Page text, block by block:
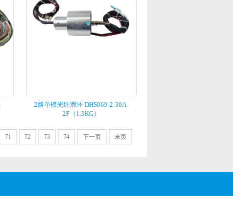
2路单模光纤滑环 DHS069-2-30A-
2F（1.3KG）
71 72 73 74 下一页 末页